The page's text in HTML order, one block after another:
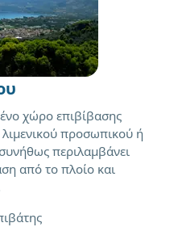
χώρο επιβίβασης
προσωπικού ή
περιλαμβάνει
από το πλοίο και